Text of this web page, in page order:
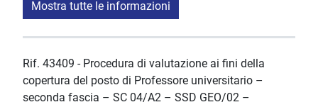
Mostra tutte le informazioni
Rif. 43409 - Procedura di valutazione ai fini della
copertura del posto di Professore universitario –
seconda fascia – SC 04/A2 – SSD GEO/02 –